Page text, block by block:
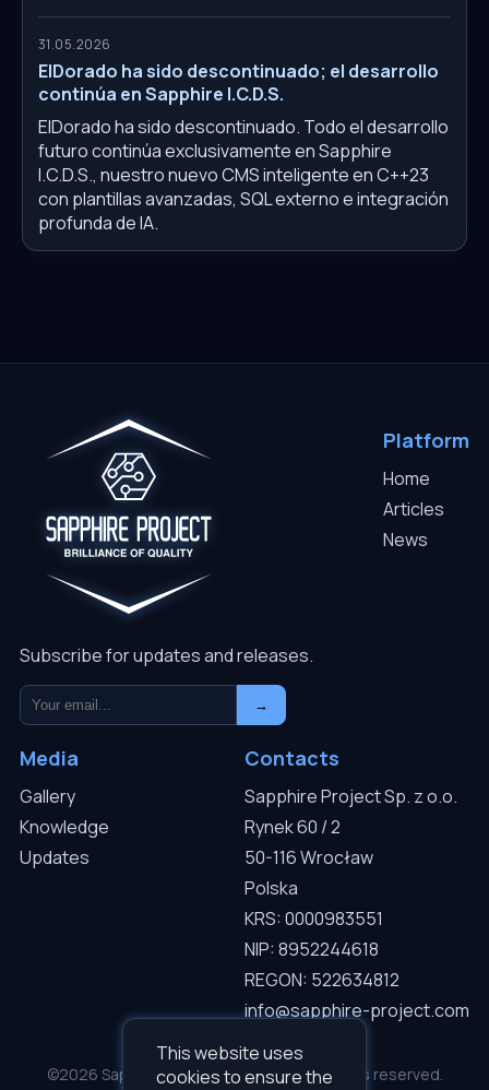
31.05.2026
ElDorado ha sido descontinuado; el desarrollo
continúa en Sapphire I.C.D.S.
ElDorado ha sido descontinuado. Todo el desarrollo
futuro continúa exclusivamente en Sapphire
I.C.D.S., nuestro nuevo CMS inteligente en C++23
con plantillas avanzadas, SQL externo e integración
profunda de IA.
This website uses
cookies to ensure the
Subscribe for updates and releases.
→
Platform
Home
Articles
News
Media
Gallery
Knowledge
Updates
Contacts
Sapphire Project Sp. z o.o.
Rynek 60 / 2
50-116 Wrocław
Polska
KRS: 0000983551
NIP: 8952244618
REGON: 522634812
info@sapphire-project.com
©2026 Sapphire Project Sp. z o.o. — All rights reserved.